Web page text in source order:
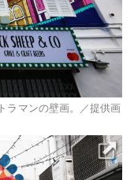
ラマンの壁画。／提供画